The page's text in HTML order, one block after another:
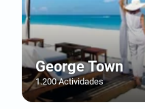
George Town
1.200 Actividades